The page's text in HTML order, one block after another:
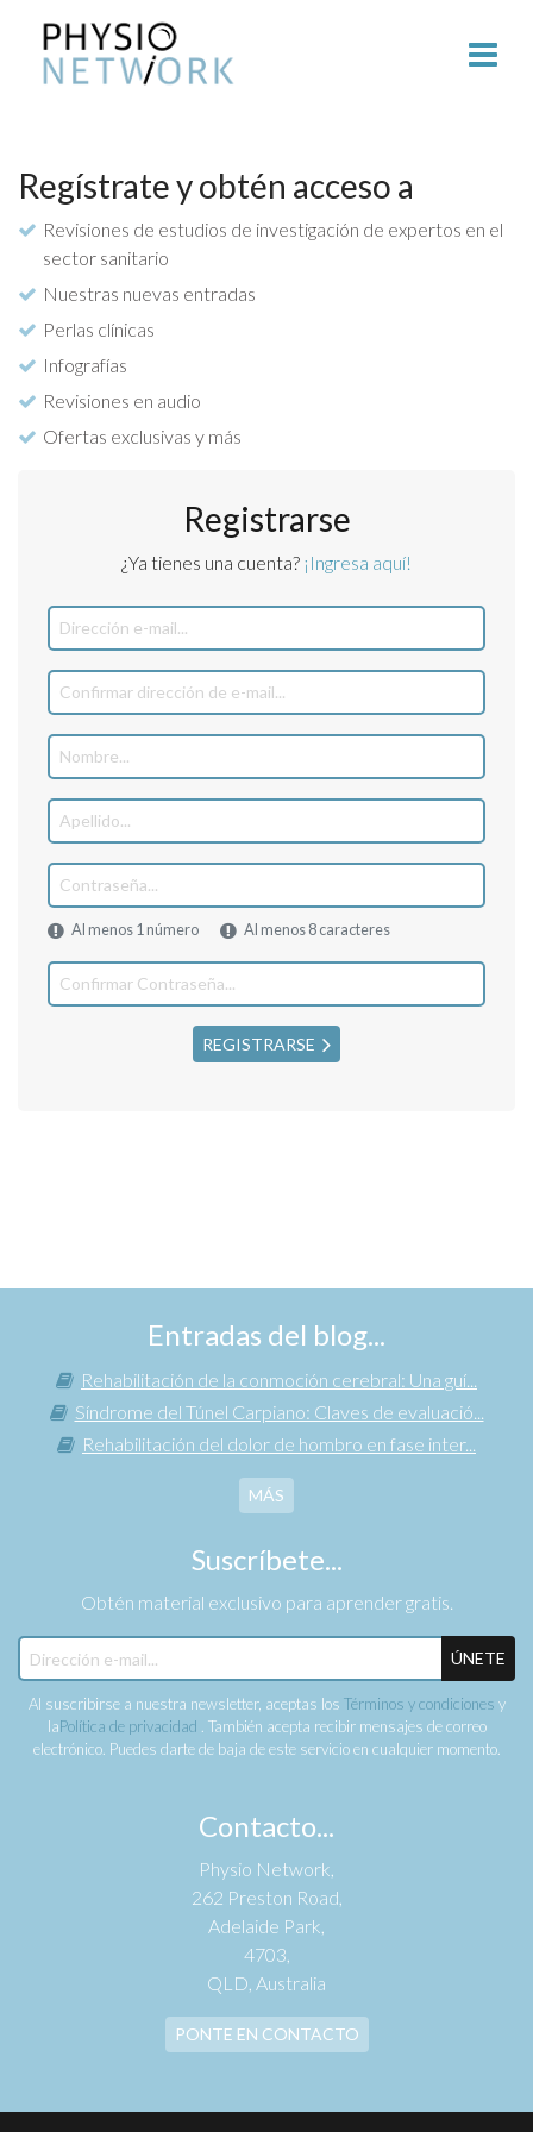
Regístrate y obtén acceso a
Revisiones de estudios de investigación de expertos en el
sector sanitario
Nuestras nuevas entradas
Perlas clínicas
Infografías
Revisiones en audio
Ofertas exclusivas y más
Registrarse
¿Ya tienes una cuenta? ¡Ingresa aquí!
Al menos 1 número Al menos 8 caracteres
REGISTRARSE
Entradas del blog...
Rehabilitación de la conmoción cerebral: Una guí...
Síndrome del Túnel Carpiano: Claves de evaluació...
Rehabilitación del dolor de hombro en fase inter...
MÁS
Suscríbete...
Obtén material exclusivo para aprender gratis.
ÚNETE
Al suscribirse a nuestra newsletter, aceptas los Términos y condiciones y
laPolítica de privacidad . También acepta recibir mensajes de correo
electrónico. Puedes darte de baja de este servicio en cualquier momento.
Contacto...
Physio Network,
262 Preston Road,
Adelaide Park,
4703,
QLD, Australia
PONTE EN CONTACTO